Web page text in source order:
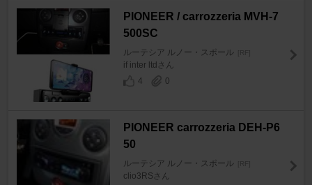
PIONEER / carrozzeria MVH-7
500SC
ルーテシア ルノー・スポール [RF]
if inter ltdさん
4
0
PIONEER carrozzeria DEH-P6
50
ルーテシア ルノー・スポール [RF]
clio3RSさん